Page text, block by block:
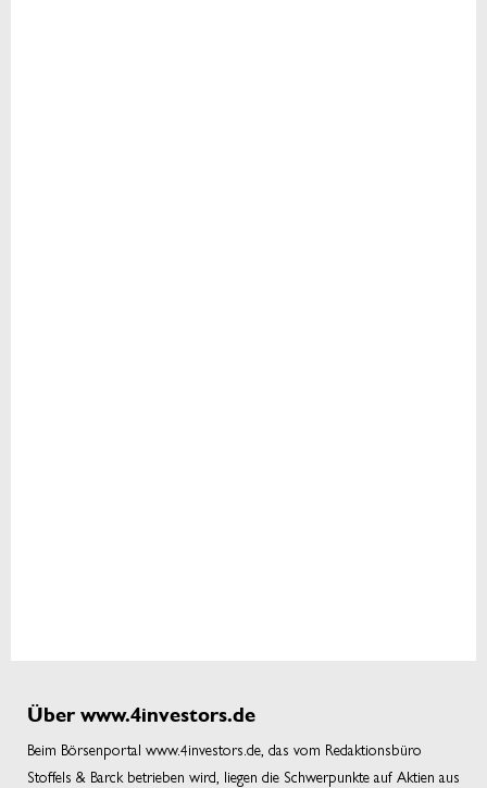
Über www.4investors.de
Beim Börsenportal www.4investors.de, das vom Redaktionsbüro
Stoffels & Barck betrieben wird, liegen die Schwerpunkte auf Aktien aus